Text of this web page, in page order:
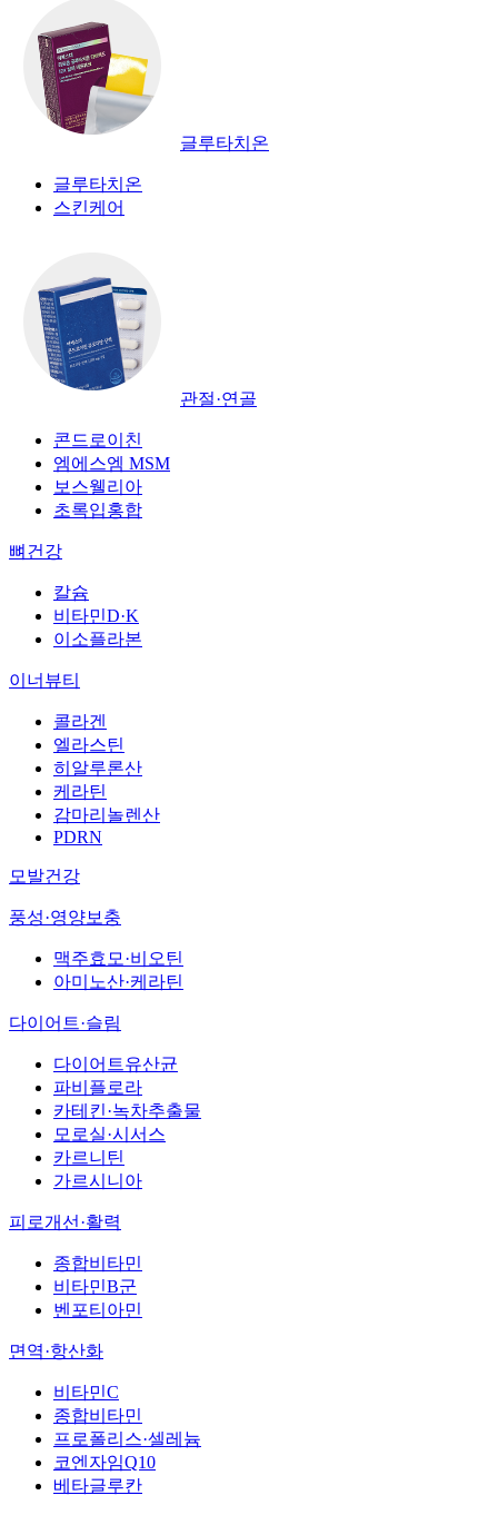
글루타치온
글루타치온
스킨케어
관절·연골
콘드로이친
엠에스엠 MSM
보스웰리아
초록입홍합
뼈건강
칼슘
비타민D·K
이소플라본
이너뷰티
콜라겐
엘라스틴
히알루론산
케라틴
감마리놀렌산
PDRN
모발건강
풍성·영양보충
맥주효모·비오틴
아미노산·케라틴
다이어트·슬림
다이어트유산균
파비플로라
카테킨·녹차추출물
모로실·시서스
카르니틴
가르시니아
피로개선·활력
종합비타민
비타민B군
벤포티아민
면역·항산화
비타민C
종합비타민
프로폴리스·셀레늄
코엔자임Q10
베타글루칸